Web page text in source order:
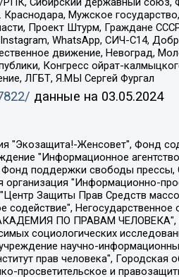
Краснодара, Мужское
Проект Штурм, Граждане
WhatsApp, СИЧ-С14,
движение, Невоград,
Конгресс ойрат-
ЛГБТ, Я.МЫ Сергей Фургал
данные на 03.05.2024
SIA "Medusa Project" (регистрационный номер 40103797863, дата регистрации 10.06.2014), Некоммерческая организация "Фонд по борьбе с коррупцией", Автономная некоммерческая организация "Институт права и публичной политики", Баданин Роман Сергеевич, Гликин Максим Александрович, Железнова Мария Михайловна, Лукьянова Юлия Сергеевна, Маетная Елизавета Витальевна, Маняхин Петр Борисович, Чуракова Ольга Владимировна, Ярош Юлия Петровна, Юридическое лицо "The Insider SIA", зарегистрированное в Риге, Латвийская Республика (дата регистрации 26.06.2015), являющееся администратором доменного имени интернет-издания "The Insider SIA", https://theins.ru, Постернак Алексей Евгеньевич, Рубин Михаил Аркадьевич, Анин Роман Александрович, Юридическое лицо Istories fonds, зарегистрированное в Латвийской Республике (регистрационный номер 50008295751, дата регистрации 24.02.2020), Великовский Дмитрий Александрович, Долинина Ирина Николаевна, Мароховская Алеся Алексеевна, Шлейнов Роман Юрьевич, Шмагун Олеся Валентиновна, Общество с ограниченной ответственностью "Альтаир 2021", Общество с ограниченной ответственностью "Вега 2021", Общество с ограниченной ответственностью "Главный редактор 2021", Общество с ограниченной ответственностью "Ромашки монолит", Важенков Артем Валерьевич, Ивановская областная общественная организация "Центр гендерных исследований", Гурман Юрий Альбертович, Медиапроект "ОВД-Инфо", Егоров Владимир Владимирович, Жилинский Владимир Александрович, Общество с ограниченной ответственностью "ЗП", Иванова София Юрьевна, Карезина Инна Павловна, Кильтау Екатерина Викторовна, Петров Алексей Викторович, Пискунов Сергей Евгеньевич, Смирнов Сергей Сергеевич, Тихонов Михаил Сергеевич, Общество с ограниченной ответственностью "ЖУРНАЛИСТ-ИНОСТРАННЫЙ АГЕНТ", Арапова Галина Юрьевна, Вольтская Татьяна Анатольевна, Американская компания "Mason G.E.S. Anonymous Foundation" (США), являющаяся владельцем интернет-издания https://mnews.world/,